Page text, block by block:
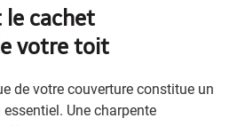
le cachet
votre toit
de votre couverture constitue un
Une charpente